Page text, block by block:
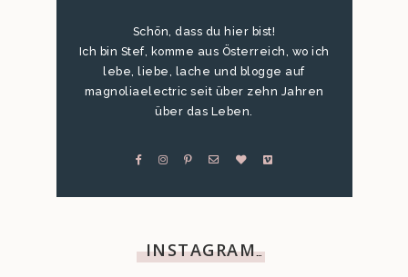
Schön, dass du hier bist!
Ich bin Stef, komme aus Österreich, wo ich
lebe, liebe, lache und blogge auf
magnoliaelectric seit über zehn Jahren
über das Leben.
INSTAGRAM…